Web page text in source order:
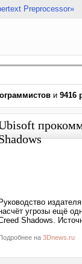
Preprocessor»
и 9416
Руководство
угрозы ещё
Shadows.
на 3Dnews.ru